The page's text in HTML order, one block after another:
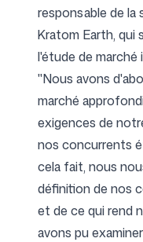
responsable de la
Kratom Earth, qui
l'étude de marché
"Nous avons
marché
exigences de
nos concurrents
cela fait, nous
définition de nos
et de ce qui rend
avons pu